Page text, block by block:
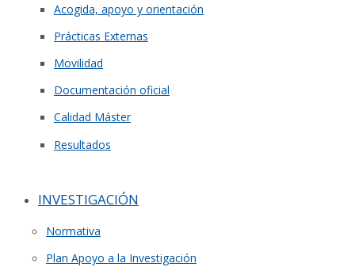
Acogida, apoyo y orientación
Prácticas Externas
Movilidad
Documentación oficial
Calidad Máster
Resultados
INVESTIGACIÓN
Normativa
Plan Apoyo a la Investigación